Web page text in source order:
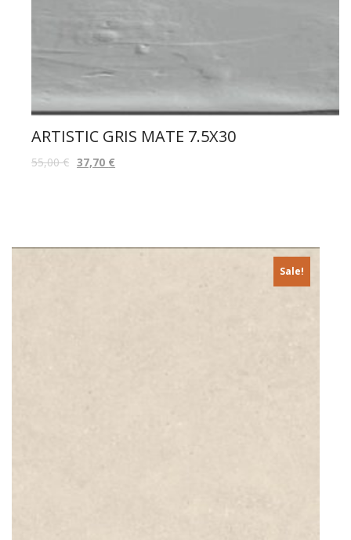
ARTISTIC GRIS MATE 7.5X30
55,00€ 37,70 €
Sale!